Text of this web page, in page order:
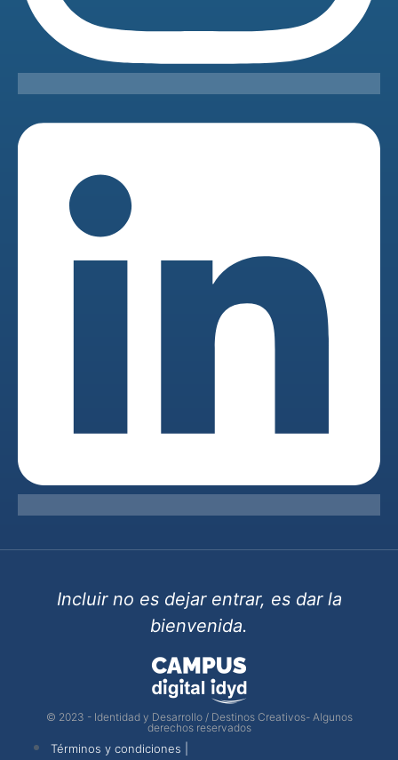
Incluir no es dejar entrar, es dar la
bienvenida.
© 2023 - Identidad y Desarrollo / Destinos Creativos- Algunos
derechos reservados
Términos y condiciones |